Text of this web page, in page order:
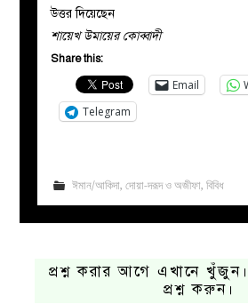
উত্তর দিয়েছেন
শায়েখ উমায়ের কোব্বাদী
Share this:
Email
Telegram
ঈমান/আকিদা, দোয়া-দরূদ ও অজীফা, বিবিধ
প্রশ্ন করার আগে এখানে খুঁজুন।
প্রশ্ন করুন।